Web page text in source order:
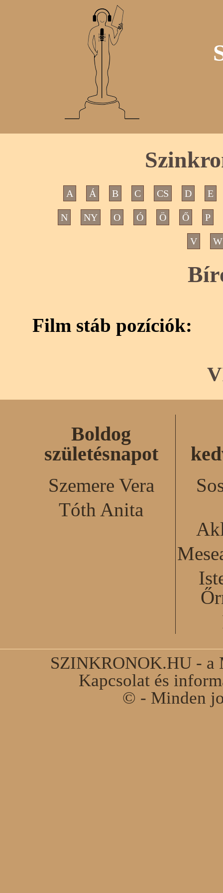
A Á B C CS D E
N NY O Ó Ö Ő P
V W
Film stáb pozíciók:
Boldog
születésnapot
Szemere Vera
Tóth Anita
SZINKRONOK.HU - a
Kapcsolat és
© - Minden